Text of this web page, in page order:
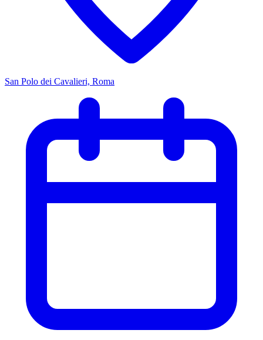
San Polo dei Cavalieri, Roma